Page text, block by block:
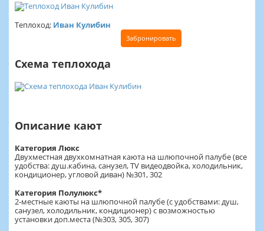
Теплоход: Иван Кулибин
Забронировать
Схема теплохода
Описание кают
Категория Люкс
Двухместная двухкомнатная каюта на шлюпочной палубе (все
удобства: душ.кабина, санузел, TV видеодвойка, холодильник,
кондиционер, угловой диван) №301, 302
Категория Полулюкс*
2-местные каюты на шлюпочной палубе (с удобствами: душ,
санузел, холодильник, кондиционер) с возможностью
установки доп.места (№303, 305, 307)